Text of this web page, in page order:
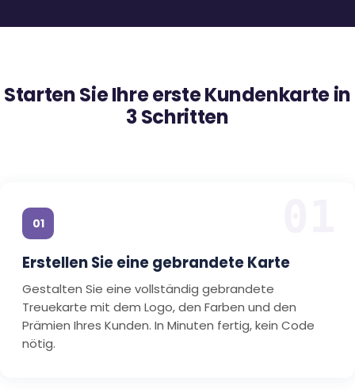
Starten Sie Ihre erste Kundenkarte in
3 Schritten
01
Erstellen Sie eine gebrandete Karte
Gestalten Sie eine vollständig gebrandete
Treuekarte mit dem Logo, den Farben und den
Prämien Ihres Kunden. In Minuten fertig, kein Code
nötig.